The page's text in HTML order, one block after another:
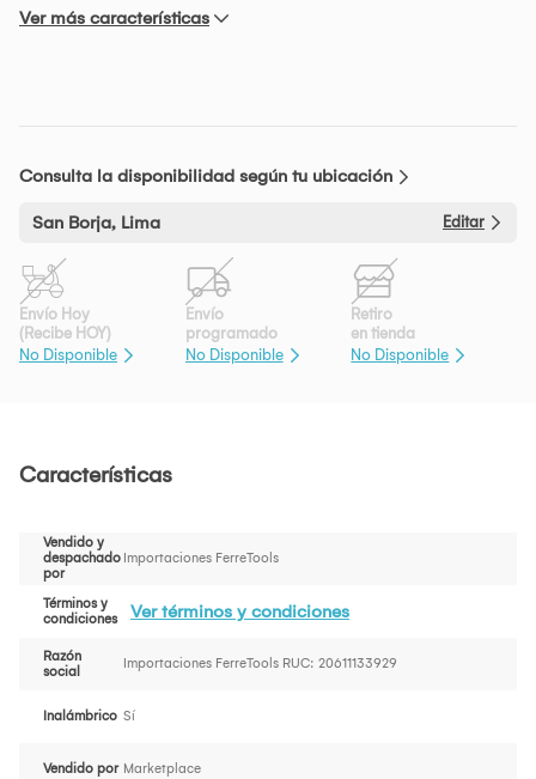
Ver más características
Consulta la disponibilidad según tu ubicación
San Borja, Lima Editar
Envío Hoy
(Recibe HOY)
No Disponible
Envío
programado
No Disponible
Retiro
en tienda
No Disponible
Características
Vendido y
despachado
por
Importaciones FerreTools
Términos y
condiciones
Ver términos y condiciones
Razón
social
Importaciones FerreTools RUC: 20611133929
Inalámbrico Sí
Vendido por Marketplace